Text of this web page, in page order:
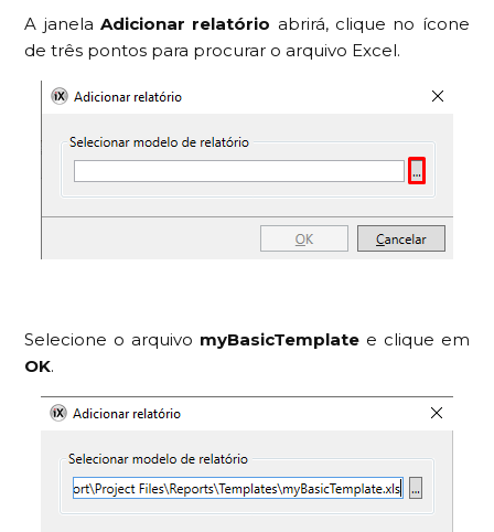
A janelaAdicionar relatório abrirá, clique no ícone
de três pontos para procurar o arquivo Excel.
Selecione o arquivo myBasicTemplate e clique em
OK.